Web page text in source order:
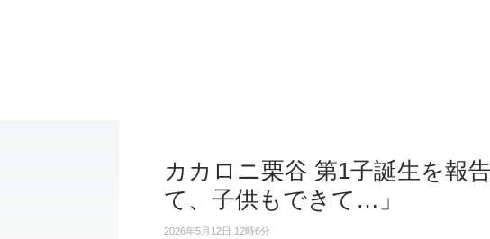
カカロニ栗谷 第1子誕生を報
て、子供もできて…」
2026年5月12日 12時6分